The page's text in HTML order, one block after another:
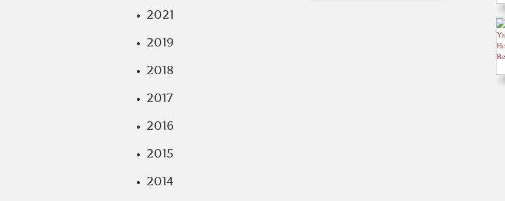
2021
2019
2018
2017
2016
2015
2014